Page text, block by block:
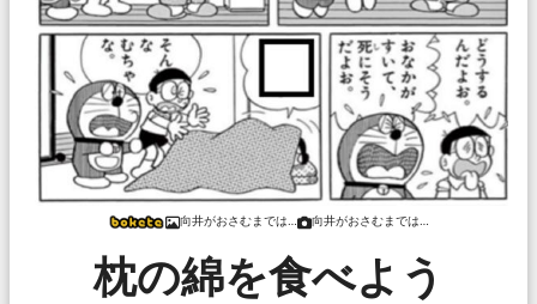
向井がおさむまでは… 向井がおさむまでは…
枕の綿を食べよう